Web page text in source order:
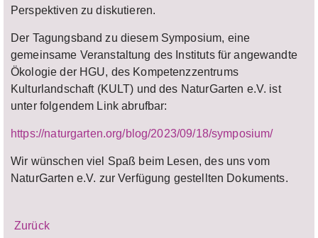
Perspektiven zu diskutieren.
Der Tagungsband zu diesem Symposium, eine
gemeinsame Veranstaltung des Instituts für angewandte
Ökologie der HGU, des Kompetenzzentrums
Kulturlandschaft (KULT) und des NaturGarten e.V. ist
unter folgendem Link abrufbar:
https://naturgarten.org/blog/2023/09/18/symposium/
Wir wünschen viel Spaß beim Lesen, des uns vom
NaturGarten e.V. zur Verfügung gestellten Dokuments.
Zurück